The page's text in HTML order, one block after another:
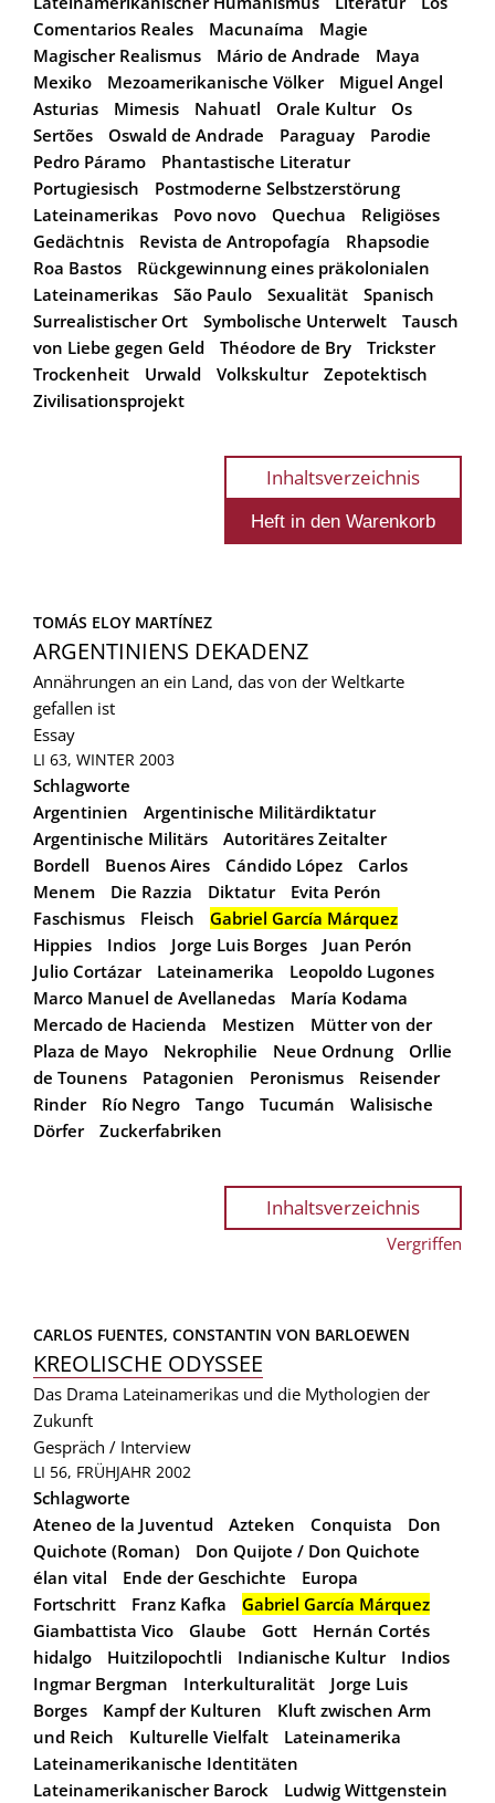
Comentarios Reales
Macunaíma
Magie
Magischer Realismus
Mário de Andrade
Maya
Mexiko
Mezoamerikanische Völker
Miguel Angel
Asturias
Mimesis Nahuatl Orale Kultur
Os
Sertões
Oswald de Andrade Paraguay
Parodie
Pedro Páramo
Phantastische Literatur
Portugiesisch
Postmoderne Selbstzerstörung
Lateinamerikas
Povo novo Quechua
Religiöses
Gedächtnis
Revista de Antropofagía
Rhapsodie
Roa Bastos
Rückgewinnung eines präkolonialen
Lateinamerikas
São Paulo Sexualität
Spanisch
Surrealistischer Ort
Symbolische Unterwelt
Tausch
von Liebe gegen Geld
Théodore de Bry
Trickster
Trockenheit
Urwald Volkskultur
Zepotektisch
Zivilisationsprojekt
Inhaltsverzeichnis
TOMÁS ELOY MARTÍNEZ
ARGENTINIENS DEKADENZ
Annährungen an ein Land, das von der Weltkarte
gefallen ist
Essay
LI 63, WINTER 2003
Schlagworte
Argentinien
Argentinische Militärdiktatur
Argentinische Militärs
Autoritäres Zeitalter
Bordell
Buenos Aires Cándido López
Carlos
Menem
Die Razzia Diktatur
Evita Perón
Faschismus
Fleisch
Gabriel García Márquez
Hippies
Indios Jorge Luis Borges
Juan Perón
Julio Cortázar
Lateinamerika
Leopoldo Lugones
Marco Manuel de Avellanedas
María Kodama
Mercado de Hacienda
Mestizen
Mütter von der
Plaza de Mayo
Nekrophilie Neue Ordnung
Orllie
de Tounens
Patagonien Peronismus
Reisender
Rinder
Río Negro Tango Tucumán
Walisische
Dörfer
Zuckerfabriken
Inhaltsverzeichnis
Vergriffen
CARLOS FUENTES, CONSTANTIN VON BARLOEWEN
KREOLISCHE ODYSSEE
Das Drama Lateinamerikas und die Mythologien der
Zukunft
Gespräch / Interview
LI 56, FRÜHJAHR 2002
Schlagworte
Ateneo de la Juventud
Azteken Conquista
Don
Quichote (Roman)
Don Quijote / Don Quichote
élan vital
Ende der Geschichte
Europa
Fortschritt
Franz Kafka
Gabriel García Márquez
Giambattista Vico
Glaube Gott
Hernán Cortés
hidalgo
Huitzilopochtli Indianische Kultur
Indios
Ingmar Bergman
Interkulturalität
Jorge Luis
Borges
Kampf der Kulturen
Kluft zwischen Arm
und Reich
Kulturelle Vielfalt
Lateinamerika
Lateinamerikanische Identitäten
Lateinamerikanischer Barock
Ludwig Wittgenstein